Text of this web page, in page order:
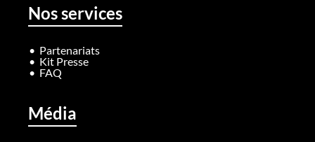
Nos services
Partenariats
Kit Presse
FAQ
Média